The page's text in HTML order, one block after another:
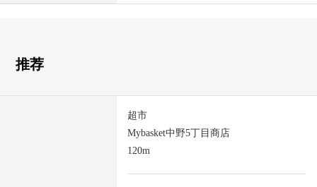
推荐
超市
Mybasket中野5丁目商店
120m